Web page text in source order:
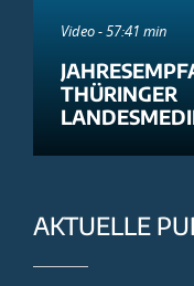
Video - 57:41 min
THÜRINGER
AKTUELLE